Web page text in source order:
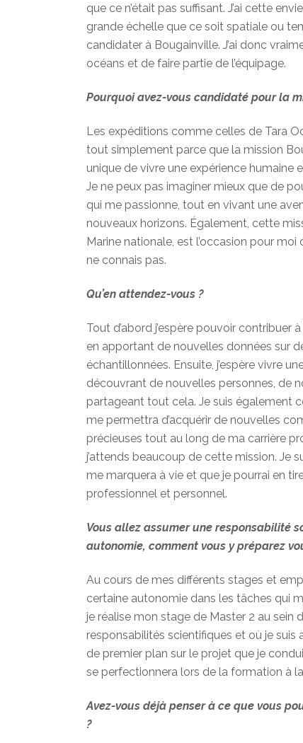
que ce n’était pas suffisant. J’ai cette
grande échelle que ce soit spatiale ou
candidater à Bougainville. J’ai donc
océans et de faire partie de l’équipage.
Pourquoi avez-vous candidaté pour la
Les expéditions comme celles de Tara
tout simplement parce que la mission
unique de vivre une expérience humaine
Je ne peux pas imaginer mieux que de
qui me passionne, tout en vivant une
nouveaux horizons. Également, cette
Marine nationale, est l’occasion pour
ne connais pas.
Qu’en attendez-vous ?
Tout d’abord j’espère pouvoir contribuer
en apportant de nouvelles données sur
échantillonnées. Ensuite, j’espère vivre
découvrant de nouvelles personnes, de
partageant tout cela. Je suis également
me permettra d’acquérir de nouvelles
précieuses tout au long de ma carrière
j’attends beaucoup de cette mission. Je
me marquera à vie et que je pourrai en
professionnel et personnel.
Vous allez assumer une responsabilité
autonomie, comment vous y préparez
Au cours de mes différents stages et
certaine autonomie dans les tâches qui
je réalise mon stage de Master 2 au sein
responsabilités scientifiques et où je suis
de premier plan sur le projet que je
se perfectionnera lors de la formation à
Avez-vous déjà penser à ce que vous
?